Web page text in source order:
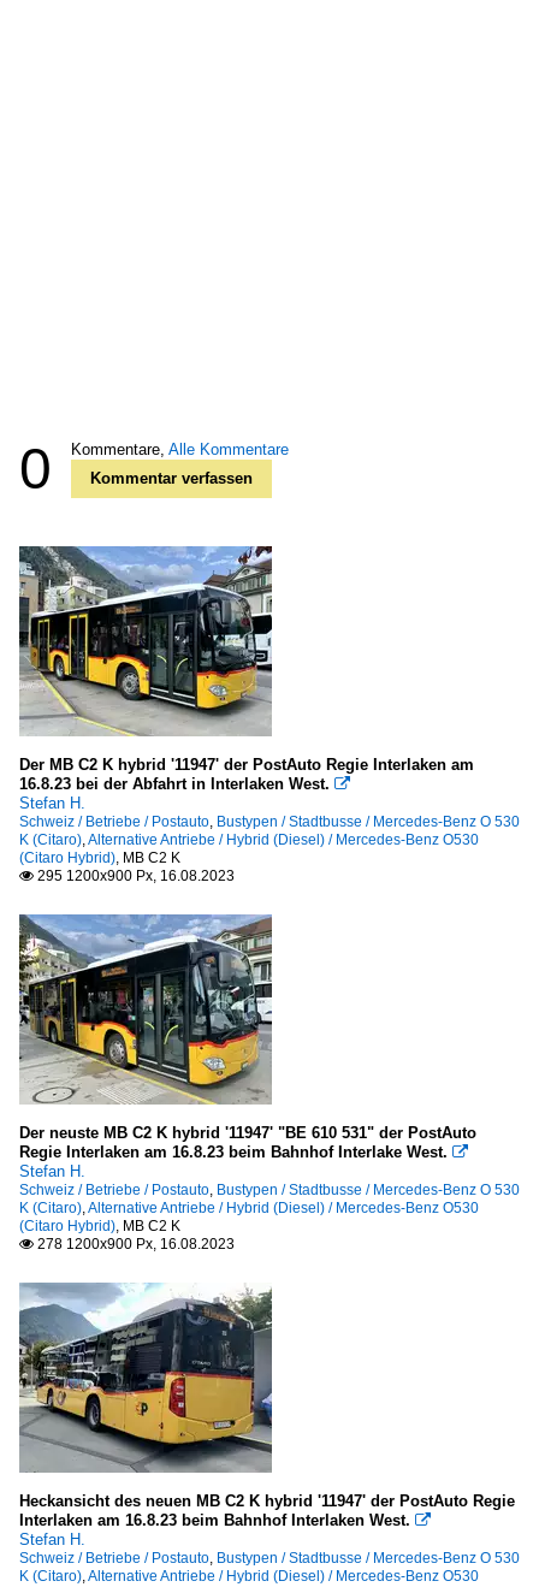
0 Kommentare, Alle Kommentare
Kommentar verfassen
Der MB C2 K hybrid '11947' der PostAuto Regie Interlaken am
16.8.23 bei der Abfahrt in Interlaken West. 
Stefan H.
Schweiz / Betriebe / Postauto, Bustypen / Stadtbusse / Mercedes-Benz O 530
K (Citaro),Alternative Antriebe / Hybrid (Diesel) / Mercedes-Benz O530
(Citaro Hybrid), MB C2 K
 295 1200x900 Px, 16.08.2023
Der neuste MB C2 K hybrid '11947' "BE 610 531" der PostAuto
Regie Interlaken am 16.8.23 beim Bahnhof Interlake West. 
Stefan H.
Schweiz / Betriebe / Postauto, Bustypen / Stadtbusse / Mercedes-Benz O 530
K (Citaro),Alternative Antriebe / Hybrid (Diesel) / Mercedes-Benz O530
(Citaro Hybrid), MB C2 K
 278 1200x900 Px, 16.08.2023
Heckansicht des neuen MB C2 K hybrid '11947' der PostAuto Regie
Interlaken am 16.8.23 beim Bahnhof Interlaken West. 
Stefan H.
Schweiz / Betriebe / Postauto, Bustypen / Stadtbusse / Mercedes-Benz O 530
K (Citaro),Alternative Antriebe / Hybrid (Diesel) / Mercedes-Benz O530